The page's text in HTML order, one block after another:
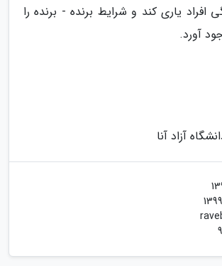
افراد یاری کند و شرایط برنده - برنده را
آورد.
آزاد آنا